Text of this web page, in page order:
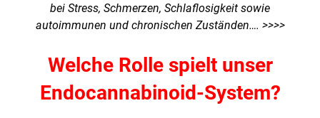
bei Stress, Schmerzen, Schlaflosigkeit sowie
autoimmunen und chronischen Zuständen…. >>>>
Welche Rolle spielt unser
Endocannabinoid-System?